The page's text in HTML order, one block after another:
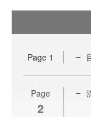
Page 1
Page
2